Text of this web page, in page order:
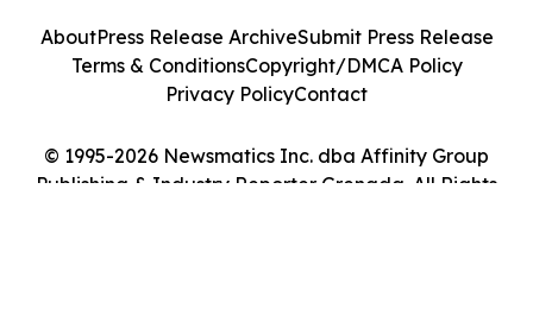
© 1995-2026 Newsmatics Inc. dba Affinity Group
Publishing & Industry Reporter Grenada. All Rights
AboutPress Release ArchiveSubmit Press Release
Terms & ConditionsCopyright/DMCA Policy
Privacy PolicyContact